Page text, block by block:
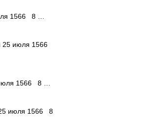
1566 8 …
25 июля 1566
1566 8 …
июля 1566 8